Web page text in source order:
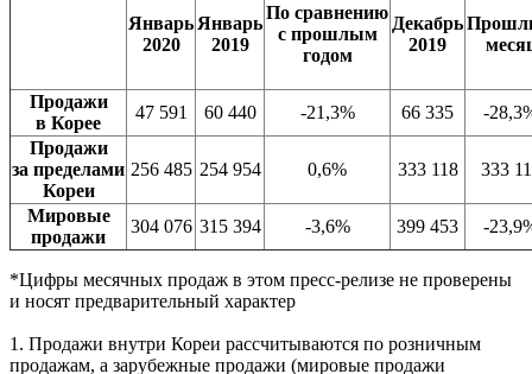
Январь
2020
Январь
2019
По сравнению
с прошлым
годом
Декабрь
2019
Продажи
в Корее
47 591 60 440 -21,3% 66 335
-
Продажи
за пределами
Кореи
256 485 254 954 0,6% 333 118 333
Мировые
продажи
304 076 315 394 -3,6% 399 453 -
*Цифры месячных продаж в этом пресс-релизе не проверены
и носят предварительный характер
1. Продажи внутри Кореи рассчитываются по розничным
продажам, а зарубежные продажи (мировые продажи